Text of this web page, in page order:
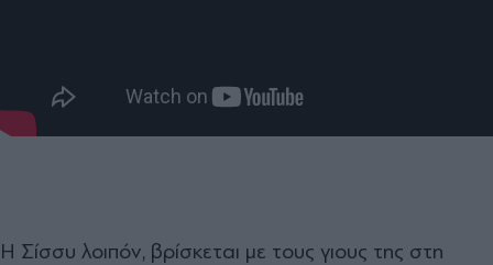
Η Σίσσυ λοιπόν, βρίσκεται με τους γιους της στη